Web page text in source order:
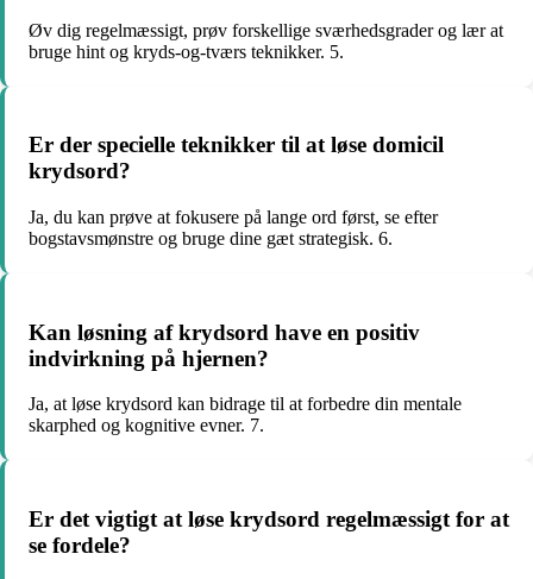
Øv dig regelmæssigt, prøv forskellige sværhedsgrader og lær at
bruge hint og kryds-og-tværs teknikker. 5.
Er der specielle teknikker til at løse domicil
krydsord?
Ja, du kan prøve at fokusere på lange ord først, se efter
bogstavsmønstre og bruge dine gæt strategisk. 6.
Kan løsning af krydsord have en positiv
indvirkning på hjernen?
Ja, at løse krydsord kan bidrage til at forbedre din mentale
skarphed og kognitive evner. 7.
Er det vigtigt at løse krydsord regelmæssigt for at
se fordele?